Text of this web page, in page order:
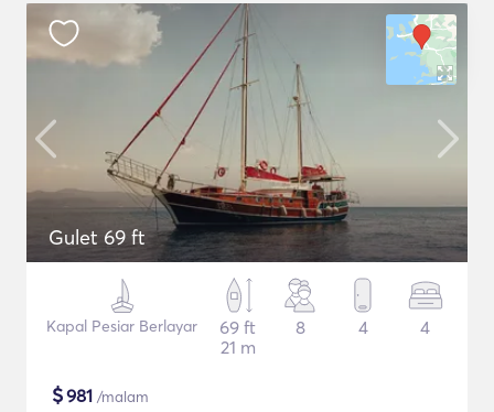
Gulet 69 ft
Kapal Pesiar Berlayar
69 ft
21 m
8 4 4
$981 /malam